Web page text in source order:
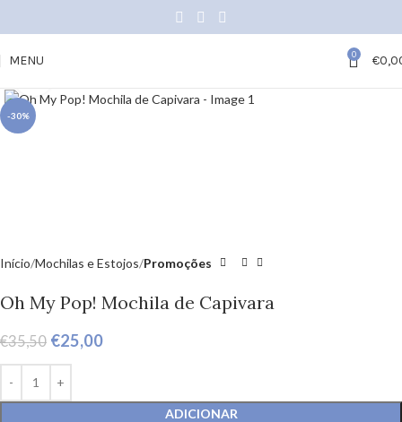
MENU 0 €
-30%
Início Mochilas e Estojos Promoções
Oh My Pop! Mochila de Capivara
€35,50 €25,00
ADICIONAR